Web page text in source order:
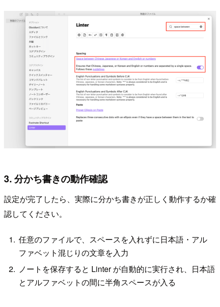
3. 分かち書きの動作確認
設定が完了したら、実際に分かち書きが正しく動作するか確
認してください。
任意のファイルで、スペースを入れずに日本語・アル
ファベット混じりの文章を入力
ノートを保存すると Linter が自動的に実行され、日本語
とアルファベットの間に半角スペースが入る